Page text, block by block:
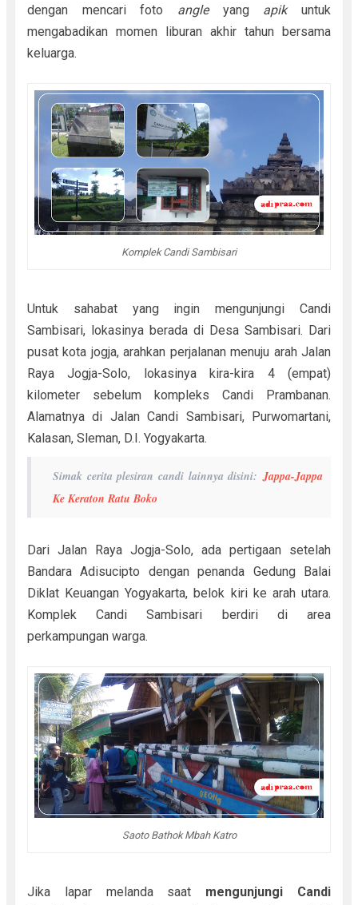
dengan mencari foto angleyang apikuntuk
mengabadikan momen liburan akhir tahun bersama
keluarga.
Komplek Candi Sambisari
Untuk sahabat yang ingin mengunjungi Candi
Sambisari, lokasinya berada di Desa Sambisari. Dari
pusat kota jogja, arahkan perjalanan menuju arah Jalan
Raya Jogja-Solo, lokasinya kira-kira 4 (empat)
kilometer sebelum kompleks Candi Prambanan.
Alamatnya di Jalan Candi Sambisari, Purwomartani,
Kalasan, Sleman, D.I. Yogyakarta.
Simak cerita plesiran candi lainnya disini:Jappa-Jappa
Ke Keraton Ratu Boko
Dari Jalan Raya Jogja-Solo, ada pertigaan setelah
Bandara Adisucipto dengan penanda Gedung Balai
Diklat Keuangan Yogyakarta, belok kiri ke arah utara.
Komplek Candi Sambisari berdiri di area
perkampungan warga.
Saoto Bathok Mbah Katro
Jika lapar melanda saat mengunjungi Candi